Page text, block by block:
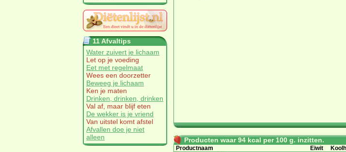
11 Afvaltips
Water zuivert je lichaam
Let op je voeding
Eet met regelmaat
Wees een doorzetter
Beweeg je lichaam
Ken je maten
Drinken, drinken, drinken
Val af, maar blijf eten
De wekker is je vriend
Van uitstel komt afstel
Afvallen doe je niet
alleen
Producten waar 94 kcal per 100 g. inzitten.
Productnaam Eiwit